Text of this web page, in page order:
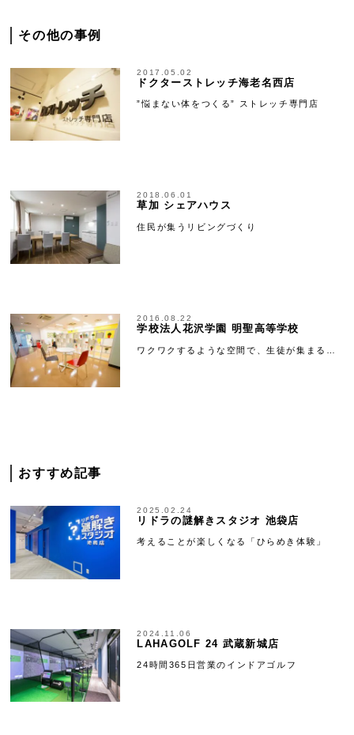
その他の事例
2017.05.02
ドクターストレッチ海老名西店
”悩まない体をつくる” ストレッチ専門店
2018.06.01
草加 シェアハウス
住民が集うリビングづくり
2016.08.22
学校法人花沢学園 明聖高等学校
ワクワクするような空間で、生徒が集まる…
おすすめ記事
2025.02.24
リドラの謎解きスタジオ 池袋店
考えることが楽しくなる「ひらめき体験」
2024.11.06
LAHAGOLF 24 武蔵新城店
24時間365日営業のインドアゴルフ